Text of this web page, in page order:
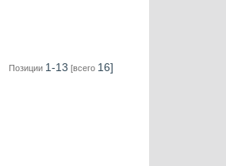
Позиции 1-13 [всего 16]